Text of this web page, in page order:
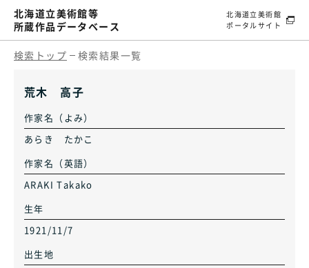
北海道立美術館等
所蔵作品データベース
北海道立美術館
ポータルサイト
検索トップ 検索結果一覧
荒木 高子
作家名（よみ）
あらき たかこ
作家名（英語）
ARAKI Takako
生年
1921/11/7
出生地